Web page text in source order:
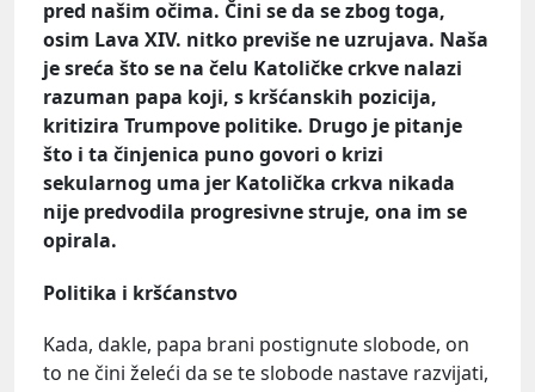
pred našim očima. Čini se da se zbog toga,
osim Lava XIV. nitko previše ne uzrujava. Naša
je sreća što se na čelu Katoličke crkve nalazi
razuman papa koji, s kršćanskih pozicija,
kritizira Trumpove politike. Drugo je pitanje
što i ta činjenica puno govori o krizi
sekularnog uma jer Katolička crkva nikada
nije predvodila progresivne struje, ona im se
opirala.
Politika i kršćanstvo
Kada, dakle, papa brani postignute slobode, on
to ne čini želeći da se te slobode nastave razvijati,